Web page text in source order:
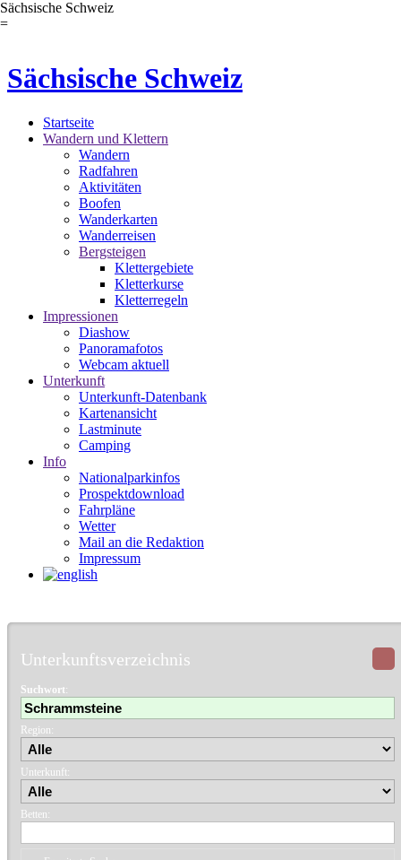
Sächsische Schweiz
=
Sächsische Schweiz
Startseite
Wandern und Klettern
Wandern
Radfahren
Aktivitäten
Boofen
Wanderkarten
Wanderreisen
Bergsteigen
Klettergebiete
Kletterkurse
Kletterregeln
Impressionen
Diashow
Panoramafotos
Webcam aktuell
Unterkunft
Unterkunft-Datenbank
Kartenansicht
Lastminute
Camping
Info
Nationalparkinfos
Prospektdownload
Fahrpläne
Wetter
Mail an die Redaktion
Impressum
Unterkunftsverzeichnis
Suchwort:
Region:
Unterkunft:
Betten: